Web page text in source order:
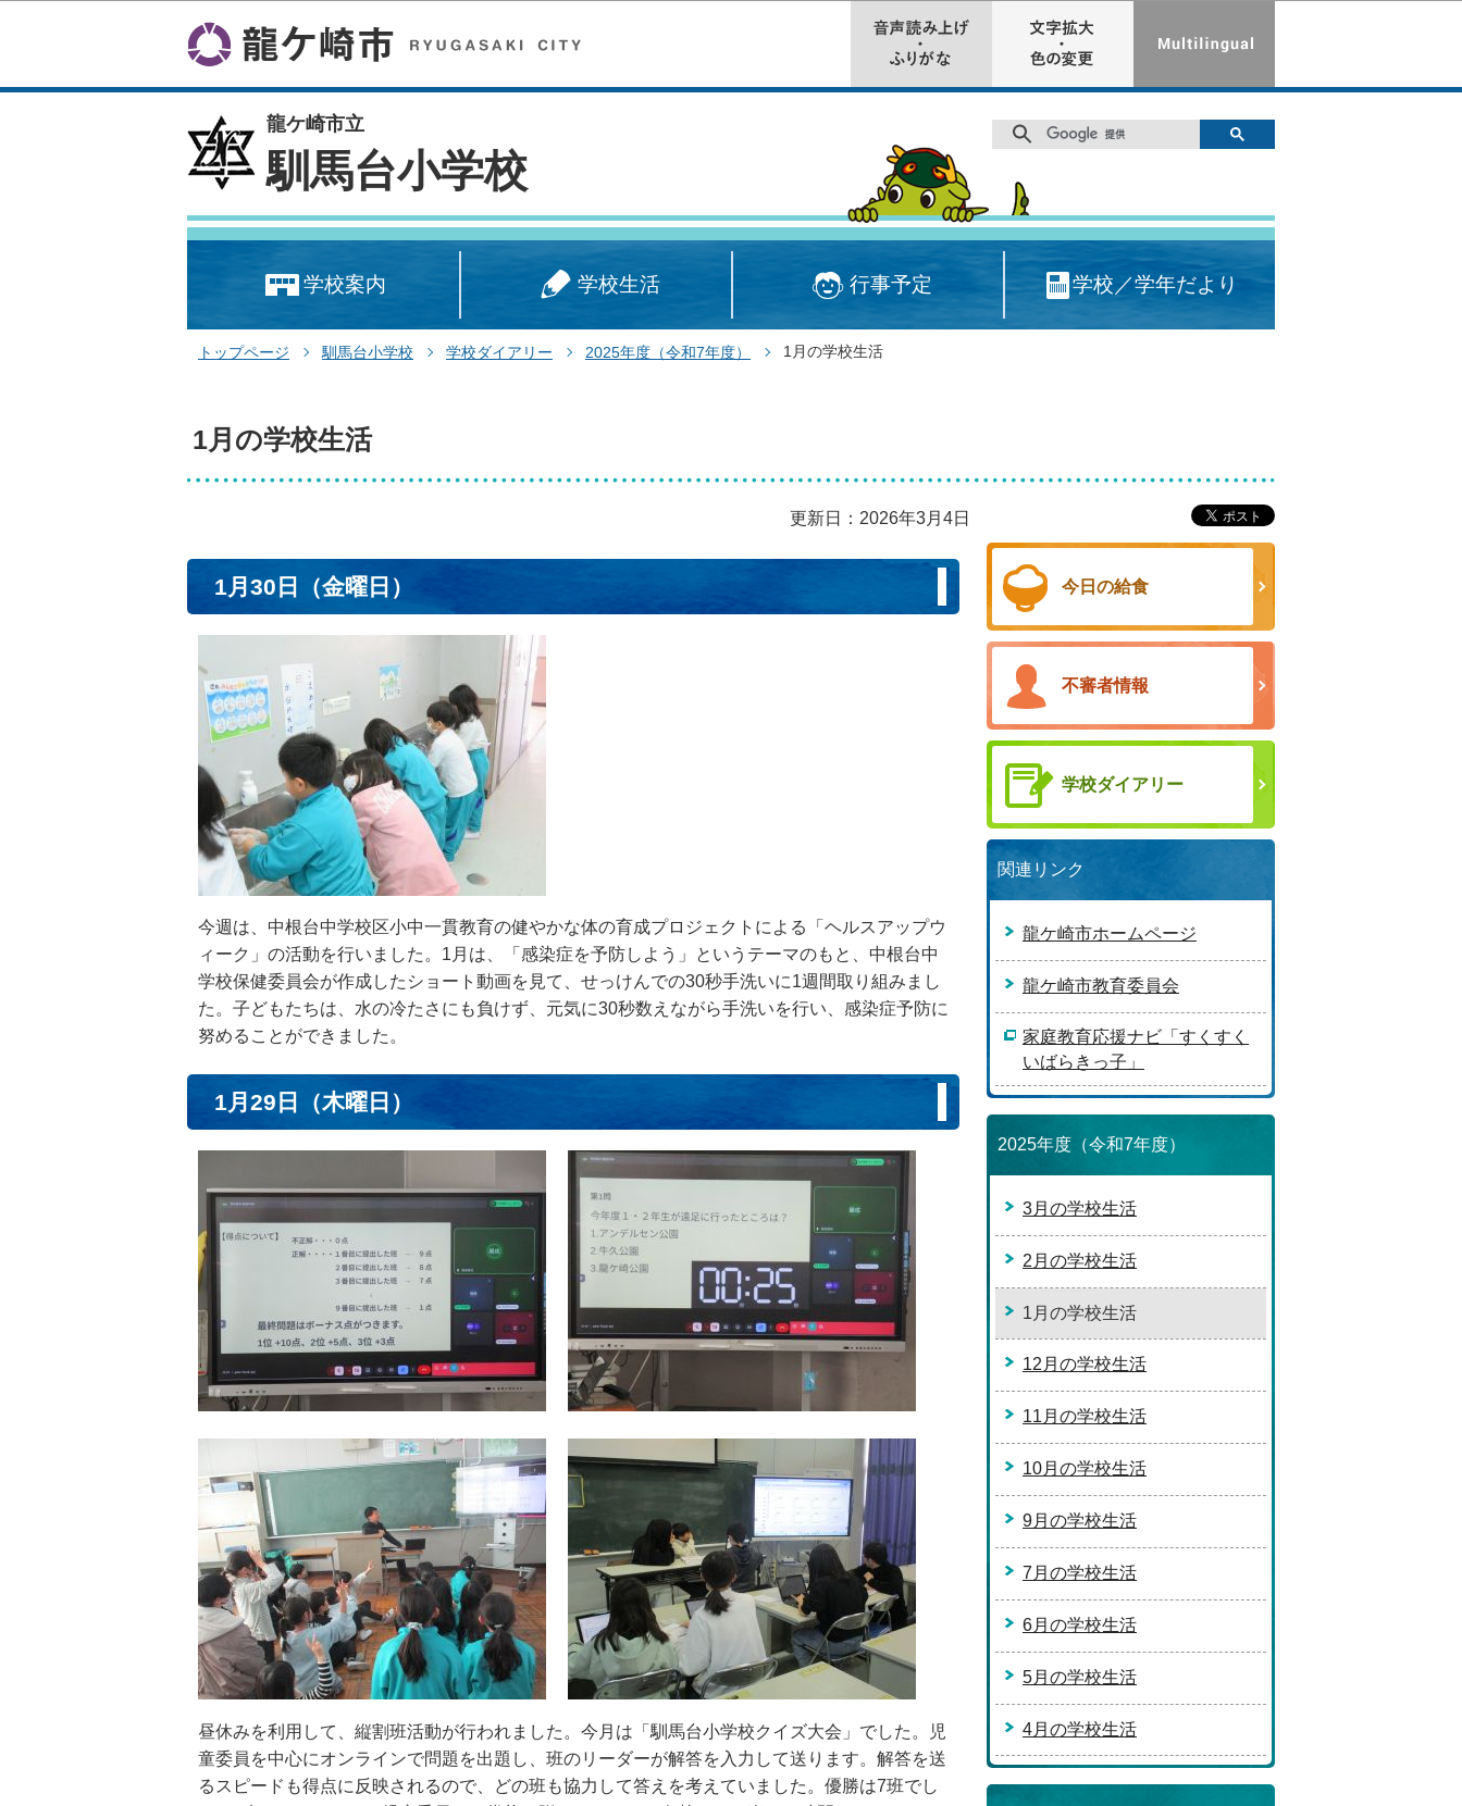
龍ケ崎市立
馴馬台小学校
学校案内 学校生活 行事予定 学校／学年だより
トップページ 馴馬台小学校 学校ダイアリー 2025年度（令和7年度） 1月の学校生活
1月の学校生活
更新日：2026年3月4日
1月30日（金曜日）
今週は、中根台中学校区小中一貫教育の健やかな体の育成プロジェクトによる「ヘルスアップウ
ィーク」の活動を行いました。1月は、「感染症を予防しよう」というテーマのもと、中根台中
学校保健委員会が作成したショート動画を見て、せっけんでの30秒手洗いに1週間取り組みまし
た。子どもたちは、水の冷たさにも負けず、元気に30秒数えながら手洗いを行い、感染症予防に
努めることができました。
1月29日（木曜日）
昼休みを利用して、縦割班活動が行われました。今月は「馴馬台小学校クイズ大会」でした。児
童委員を中心にオンラインで問題を出題し、班のリーダーが解答を入力して送ります。解答を送
るスピードも得点に反映されるので、どの班も協力して答えを考えていました。優勝は7班でし
今日の給食
不審者情報
学校ダイアリー
関連リンク
龍ケ崎市ホームページ
龍ケ崎市教育委員会
家庭教育応援ナビ「すくすく
いばらきっ子」
2025年度（令和7年度）
3月の学校生活
2月の学校生活
1月の学校生活
12月の学校生活
11月の学校生活
10月の学校生活
9月の学校生活
7月の学校生活
6月の学校生活
5月の学校生活
4月の学校生活